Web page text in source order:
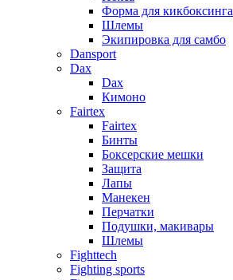
Форма для кикбоксинга
Шлемы
Экипировка для самбо
Dansport
Dax
Dax
Кимоно
Fairtex
Fairtex
Бинты
Боксерские мешки
Защита
Лапы
Манекен
Перчатки
Подушки, макивары
Шлемы
Fighttech
Fighting sports